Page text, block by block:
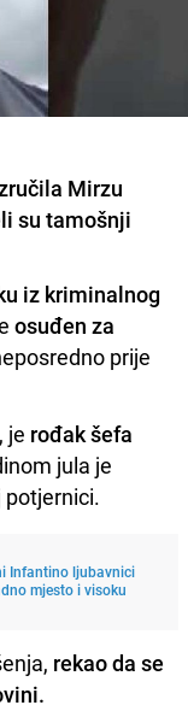
Mirzu
su tamošnji
iz kriminalnog
osuđen za
prije
je rođak šefa
jula je
potjernici.
Infantino ljubavnici
mjesto i visoku
rekao da se